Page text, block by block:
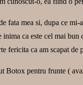
fata mea si, dupa ce
ca este cel mai
fericita ca am scapat
pentru frunte (